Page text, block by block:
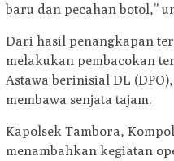
baru dan pecahan botol,”
Dari hasil penangkapan
melakukan pembacokan
Astawa berinisial DL
membawa senjata tajam.
Kapolsek Tambora,
menambahkan kegiatan